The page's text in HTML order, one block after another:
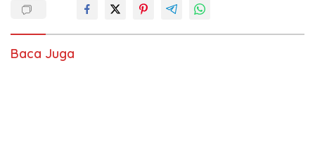
Baca Juga